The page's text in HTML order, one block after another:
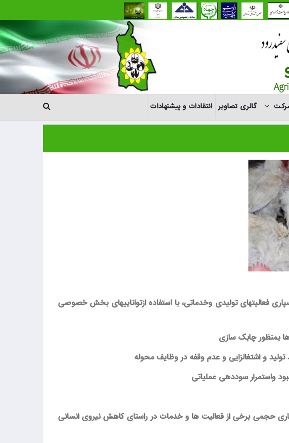
گالری تصاویر انتقادات و پیشنهادات
فعالیتهای تولیدی وخدماتی، با استفاده ازتواناییهای بخش خصوصی
حجمی برخی از فعالیت ها و خدمات در راستای کاهش نیروی انسانی